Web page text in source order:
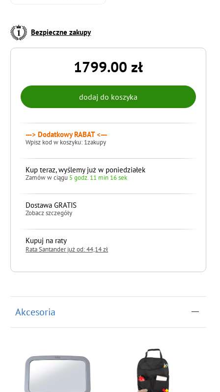
Bezpieczne zakupy
1799.00 zł
---> Dodatkowy RABAT <---
Wpisz kod w koszyku: 1zakupy
Kup teraz, wyślemy już w poniedziałek
Zamów w ciągu 5 godz. 11 min 16 sek
Dostawa GRATIS
Zobacz szczegóły
Kupuj na raty
Rata Santander już od: 44,14 zł
Akcesoria